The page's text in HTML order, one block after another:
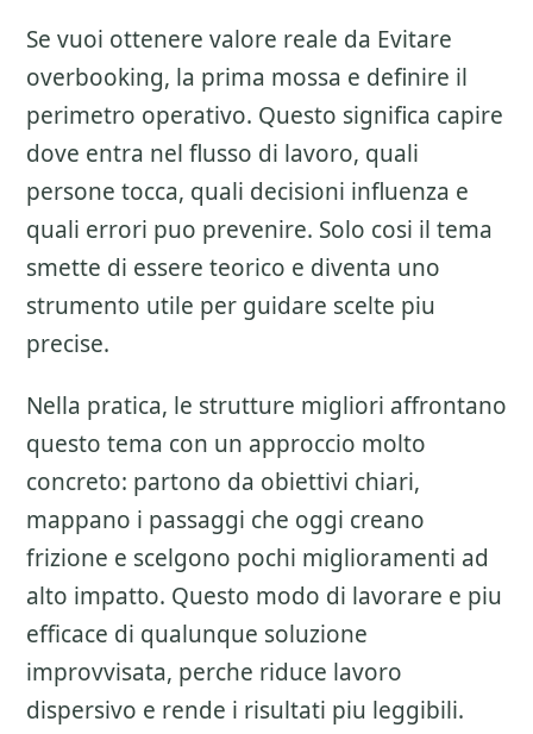
Se vuoi ottenere valore reale da Evitare
overbooking, la prima mossa e definire il
perimetro operativo. Questo significa capire
dove entra nel flusso di lavoro, quali
persone tocca, quali decisioni influenza e
quali errori puo prevenire. Solo cosi il tema
smette di essere teorico e diventa uno
strumento utile per guidare scelte piu
precise.
Nella pratica, le strutture migliori affrontano
questo tema con un approccio molto
concreto: partono da obiettivi chiari,
mappano i passaggi che oggi creano
frizione e scelgono pochi miglioramenti ad
alto impatto. Questo modo di lavorare e piu
efficace di qualunque soluzione
improvvisata, perche riduce lavoro
dispersivo e rende i risultati piu leggibili.